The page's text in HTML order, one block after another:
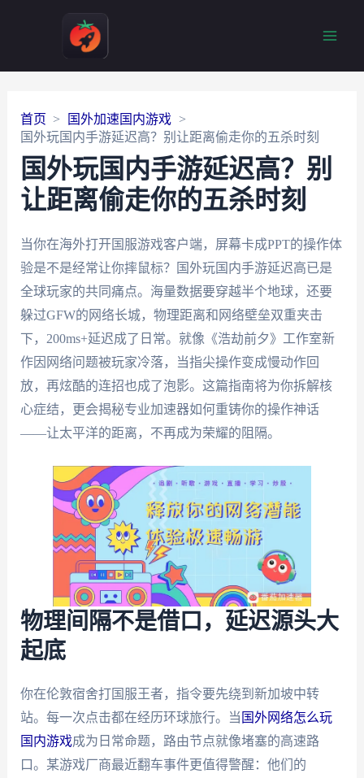
首页
国外加速国内游戏
国外玩国内手游延迟高？别让距离偷走你的五杀时刻
国外玩国内手游延迟高？别
让距离偷走你的五杀时刻
当你在海外打开国服游戏客户端，屏幕卡成PPT的操作体
验是不是经常让你摔鼠标？国外玩国内手游延迟高已是
全球玩家的共同痛点。海量数据要穿越半个地球，还要
躲过GFW的网络长城，物理距离和网络壁垒双重夹击
下，200ms+延迟成了日常。就像《浩劫前夕》工作室新
作因网络问题被玩家冷落，当指尖操作变成慢动作回
放，再炫酷的连招也成了泡影。这篇指南将为你拆解核
心症结，更会揭秘专业加速器如何重铸你的操作神话
——让太平洋的距离，不再成为荣耀的阻隔。
物理间隔不是借口，延迟源头大
起底
你在伦敦宿舍打国服王者，指令要先绕到新加坡中转
站。每一次点击都在经历环球旅行。当 国外网络怎么玩
国内游戏成为日常命题，路由节点就像堵塞的高速路
口。某游戏厂商最近翻车事件更值得警醒：他们的